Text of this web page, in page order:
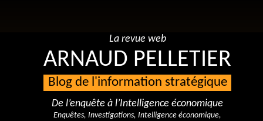
La revue web
ARNAUD PELLETIER
Blog de l'information stratégique
De l’enquête à l’Intelligence économique
Enquêtes, Investigations, Intelligence économique,